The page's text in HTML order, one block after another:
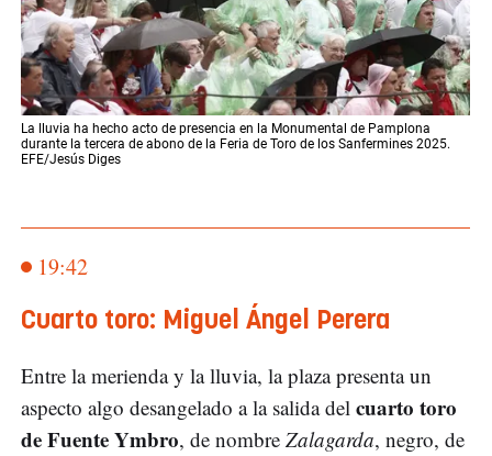
La lluvia ha hecho acto de presencia en la Monumental de Pamplona
durante la tercera de abono de la Feria de Toro de los Sanfermines 2025.
EFE/Jesús Diges
19:42
Cuarto toro: Miguel Ángel Perera
Entre la merienda y la lluvia, la plaza presenta un
aspecto algo desangelado a la salida del cuarto toro
de Fuente Ymbro, de nombre Zalagarda, negro, de